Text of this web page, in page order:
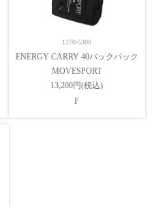
1270-5300
ENERGY CARRY 40バックパック
MOVESPORT
13,200円(税込)
F